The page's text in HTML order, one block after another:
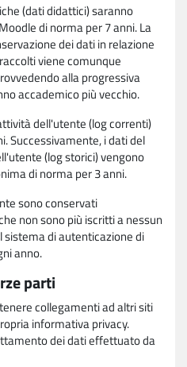
(dati didattici) saranno
di norma per 7 anni. La
dei dati in relazione
viene comunque
alla progressiva
accademico più vecchio.
dell'utente (log correnti)
Successivamente, i dati del
(log storici) vengono
di norma per 3 anni.
sono conservati
non sono più iscritti a nessun
sistema di autenticazione di
anno.
parti
collegamenti ad altri siti
informativa privacy.
dei dati effettuato da